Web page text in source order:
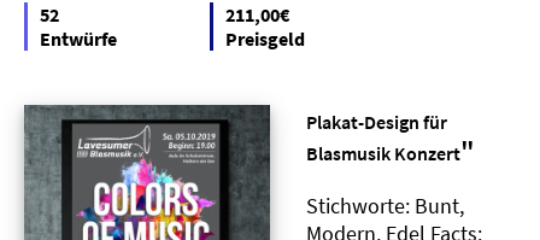
52
Entwürfe
211,00€
Preisgeld
Plakat-Design für
Blasmusik Konzert"
Stichworte: Bunt,
Modern, Edel Facts: